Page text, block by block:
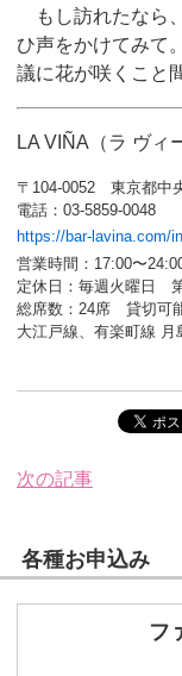
もし訪れたなら
ひ声をかけてみて
議に花が咲くこと
LA VIÑA（ラ ヴィ
〒104-0052 東京都中
電話：03-5859-0048
https://bar-lavina.com/
営業時間：17:00〜
定休日：毎週火曜日
総席数：24席 貸切可
大江戸線、有楽町線 月
次の記事
各種お申込み
フ